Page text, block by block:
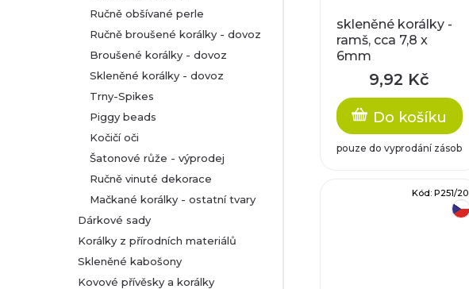
Ručně obšívané perle
Ručně broušené korálky - dovoz
Broušené korálky - dovoz
Skleněné korálky - dovoz
Trny-Spikes
Piggy beads
Kočičí oči
Šatonové růže - výprodej
Ručně vinuté dekorace
Mačkané korálky - ostatní tvary
Dárkové sady
Korálky z přírodních materiálů
Skleněné kabošony
Kovové přívěsky a korálky
skleněné korálky -
ramš, cca 7,8 x
6mm
9,92 Kč
Do košíku
pouze do vyprodání zásob
Kód: P251/20